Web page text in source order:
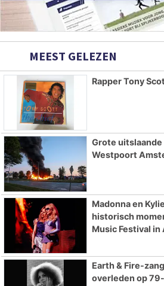
MEEST GELEZEN
Rapper Tony
Grote uitslaande
Westpoort
Madonna en
historisch
Music Festival in
Earth & Fire-
overleden op